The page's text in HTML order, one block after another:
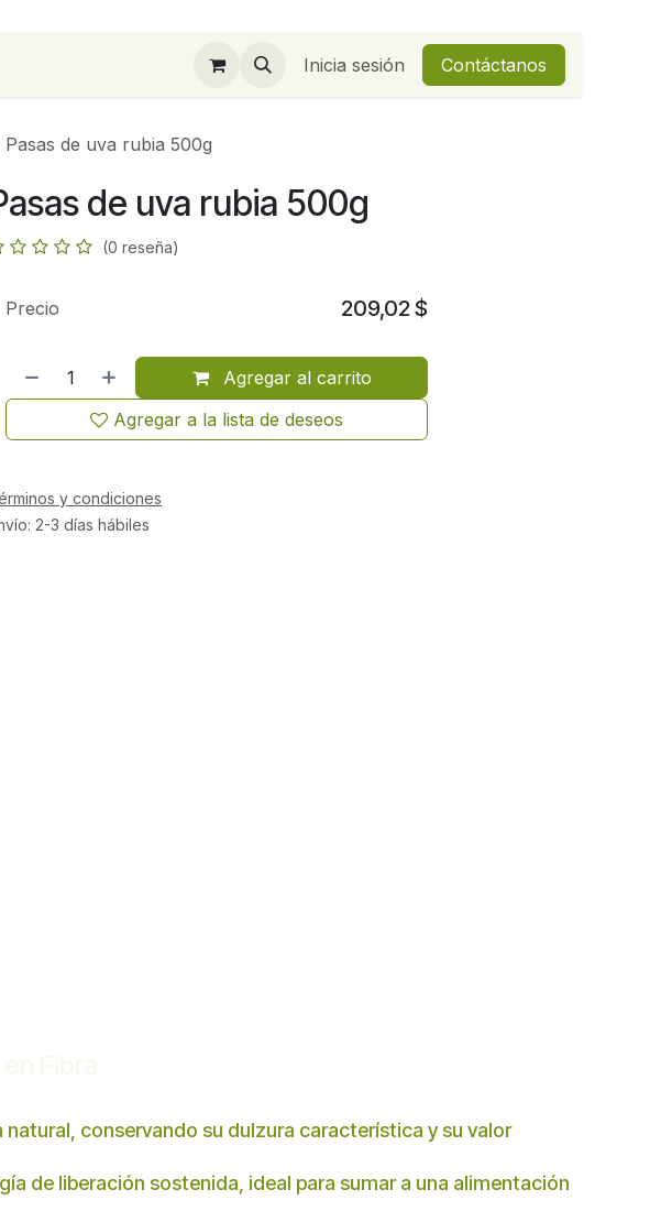
Inicia sesión Contáctanos
Pasas de uva rubia 500g
de uva rubia 500g
(0 reseña)
Agregar al carrito
Agregar a la lista de deseos
Precio 209,02$
y condiciones
2-3 días hábiles
conservando su dulzura característica y su valor
de liberación sostenida, ideal para sumar a una alimentación